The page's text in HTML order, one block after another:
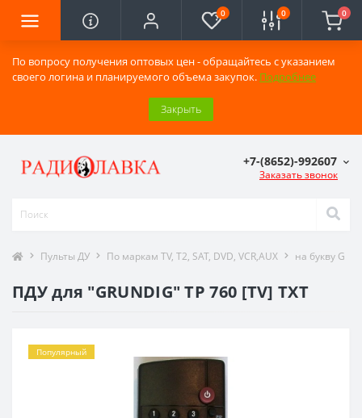
По вопросу получения оптовых цен - обращайтесь с указанием
своего логина и планируемого объема закупок. Подробнее
Закрыть
0 0 0
+7-(8652)-992607
Заказать звонок
Пульты ДУ По маркам TV, T2, SAT, DVD, VCR,AUX на букву G
ПДУ для "GRUNDIG" TP 760 [TV] TXT
Популярный